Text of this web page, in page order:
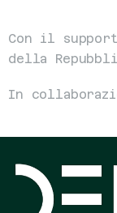
Con il
della
In